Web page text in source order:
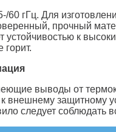
60 гГц. Для
прочный
устойчивостью к
горит.
выводы от
внешнему защитному
следует соблюдать